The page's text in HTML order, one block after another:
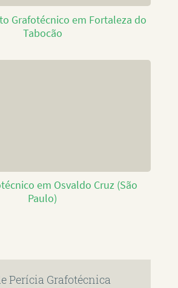
Grafotécnico em Fortaleza do
Tabocão
em Osvaldo Cruz (São
Paulo)
Perícia Grafotécnica